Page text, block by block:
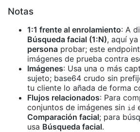
Notas
1:1 frente al enrolamiento: A
Búsqueda facial (1:N), aquí
persona probar; este
imágenes de prueba contra
Imágenes: Usa una o más
sujeto; base64 crudo sin
tu cliente lo añada de forma
Flujos relacionados: Para
conjuntos de imágenes sin id
Comparación facial; para
usa Búsqueda facial.